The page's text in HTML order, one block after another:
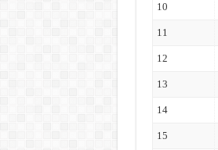
10
11
12
13
14
15